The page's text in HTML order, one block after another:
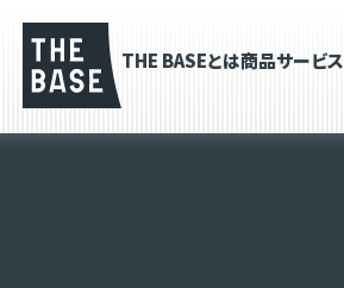
THE BASEとは商品サービス